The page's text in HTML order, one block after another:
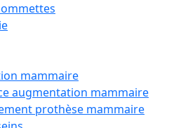
mammaire
augmentation mammaire
prothèse mammaire